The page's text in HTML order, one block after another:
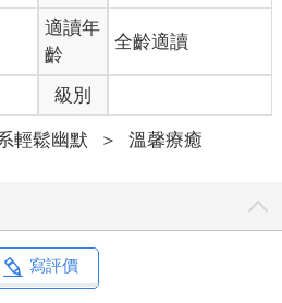
適讀年
齡
全齡適讀
級別
輕鬆幽默 ＞ 溫馨療癒
寫評價